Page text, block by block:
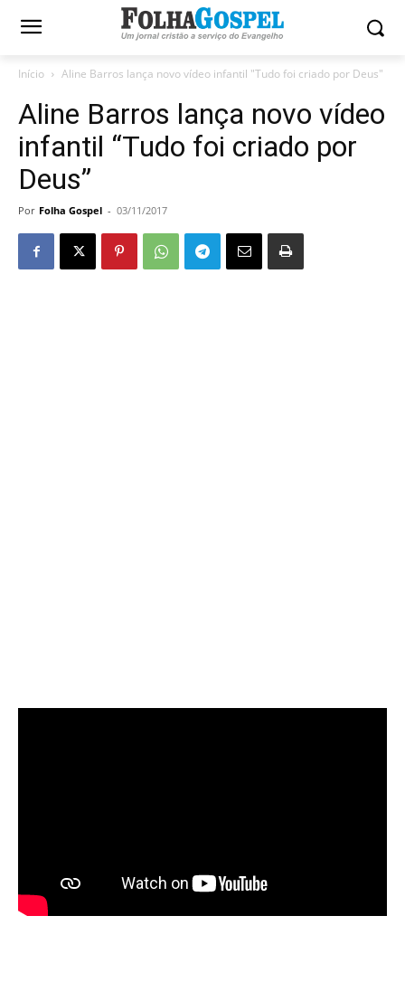
Início Aline Barros lança novo vídeo infantil "Tudo foi criado por Deus"
Aline Barros lança novo vídeo
infantil “Tudo foi criado por
Deus”
Por Folha Gospel - 03/11/2017